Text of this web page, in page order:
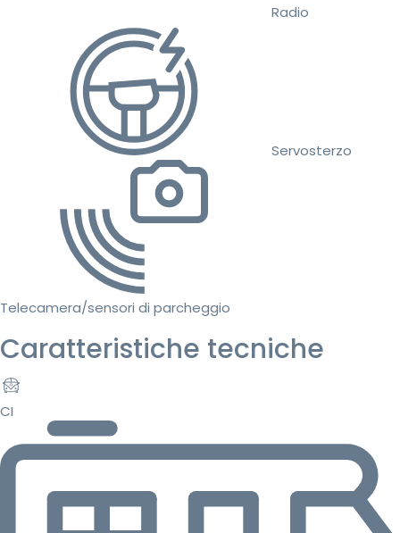
Radio
Servosterzo
Telecamera/sensori di parcheggio
Caratteristiche tecniche
CI